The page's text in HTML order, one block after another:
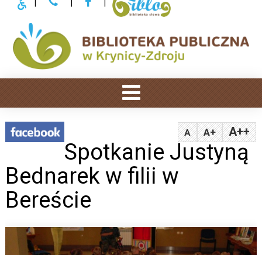
A A+ A++
Spotkanie Justyną
Bednarek w filii w
Bereście